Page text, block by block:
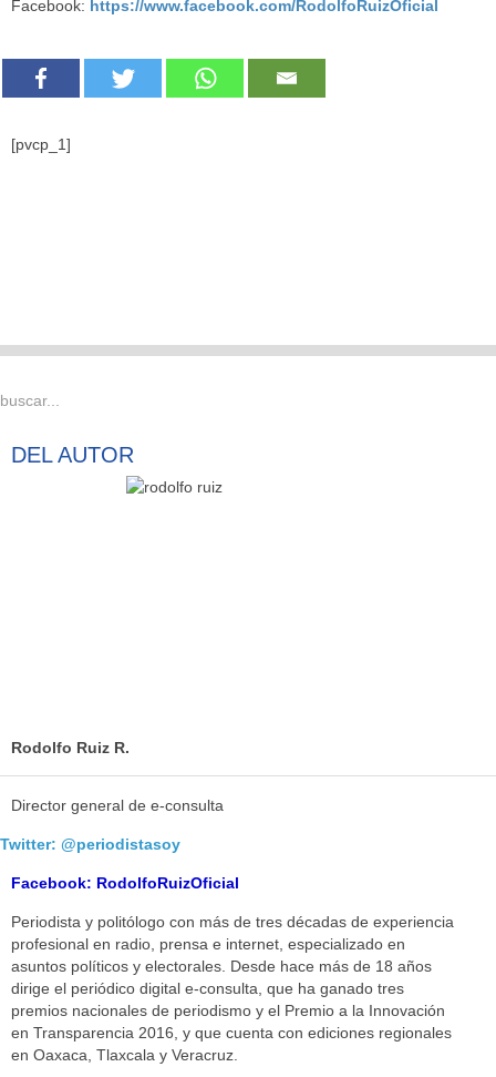
Facebook: https://www.facebook.com/RodolfoRuizOficial
[pvcp_1]
DELAUTOR
Rodolfo Ruiz R.
Director general de e-consulta
Twitter: @periodistasoy
Facebook: RodolfoRuizOficial
Periodista y politólogo con más de tres décadas de experiencia
profesional en radio, prensa e internet, especializado en
asuntos políticos y electorales. Desde hace más de 18 años
dirige el periódico digital e-consulta, que ha ganado tres
premios nacionales de periodismo y el Premio a la Innovación
en Transparencia 2016, y que cuenta con ediciones regionales
en Oaxaca, Tlaxcala y Veracruz.